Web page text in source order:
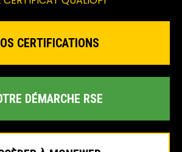
CERTIFICATIONS
DÉMARCHE RSE